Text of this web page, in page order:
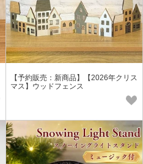
【予約販売：新商品】【2026年クリス
マス】ウッドフェンス